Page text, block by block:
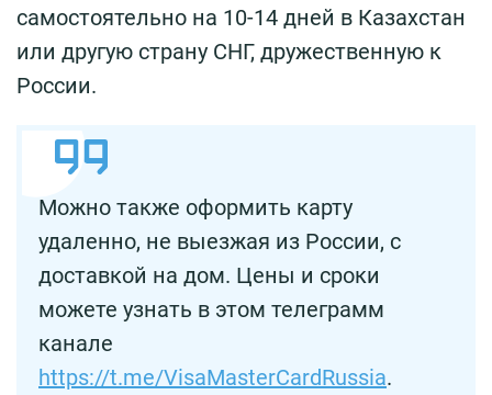
самостоятельно на 10-14 дней в Казахстан
или другую страну СНГ, дружественную к
России.
Можно также оформить карту
удаленно, не выезжая из России, с
доставкой на дом. Цены и сроки
можете узнать в этом телеграмм
канале
https://t.me/VisaMasterCardRussia.